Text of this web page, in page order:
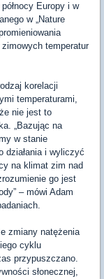
Europy i w
w „Nature
temperatur
korelacji
temperaturami,
nie jest to
„Bazując na
w stanie
działania i wyliczyć
na klimat zim nad
go jest
– mówi Adam
zmiany natężenia
cyklu
przypuszczano.
słonecznej,